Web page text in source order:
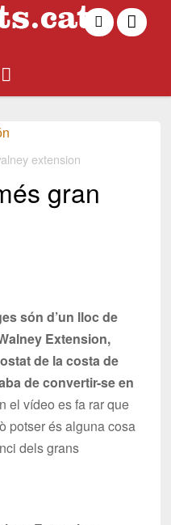
extension
gran
són d’un lloc de
Extension,
de la costa de
de convertir-se en
el vídeo es fa rar que
potser és alguna cosa
dels grans